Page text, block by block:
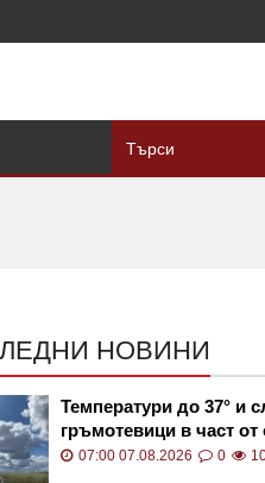
НОВИНИ
Температури до 37° и
гръмотевици в част от
07:00 07.08.2026 0